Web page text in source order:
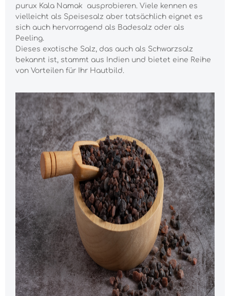
purux Kala Namak ausprobieren. Viele kennen es
vielleicht als Speisesalz aber tatsächlich eignet es
sich auch hervorragend als Badesalz oder als
Peeling.
Dieses exotische Salz, das auch als Schwarzsalz
bekannt ist, stammt aus Indien und bietet eine Reihe
von Vorteilen für Ihr Hautbild.